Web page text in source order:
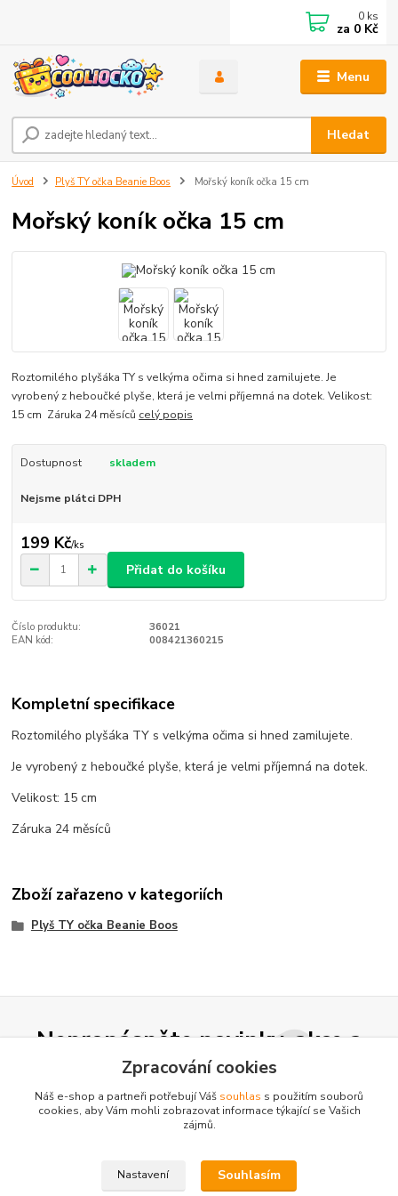
Menu
Hledat
0 ks
za 0 Kč
Úvod Plyš TY očka Beanie Boos Mořský koník očka 15 cm
Mořský koník očka 15 cm
Roztomilého plyšáka TY s velkýma očima si hned zamilujete. Je
vyrobený z heboučké plyše, která je velmi příjemná na dotek. Velikost:
15 cm Záruka 24 měsíců celý popis
Dostupnost skladem
Nejsme plátci DPH
199 Kč/ks
Přidat do košíku
Číslo produktu:
36021
EAN kód:
008421360215
Kompletní specifikace
Roztomilého plyšáka TY s velkýma očima si hned zamilujete.
Je vyrobený z heboučké plyše, která je velmi příjemná na dotek.
Velikost: 15 cm
Záruka 24 měsíců
Zboží zařazeno v kategoriích
Plyš TY očka Beanie Boos
Nepropásněte novinky, akce a
slevy!
zpracováním osobních údajůza účelem rozesílky newsletteru.
Můžete se kdykoli odhlásit. Zasíláme jednou za 14 dní.
Zpracování cookies
Náš e-shop a partneři potřebují Váš souhlas s použitím souborů
cookies, aby Vám mohli zobrazovat informace týkající se Vašich
zájmů.
Nastavení Souhlasím